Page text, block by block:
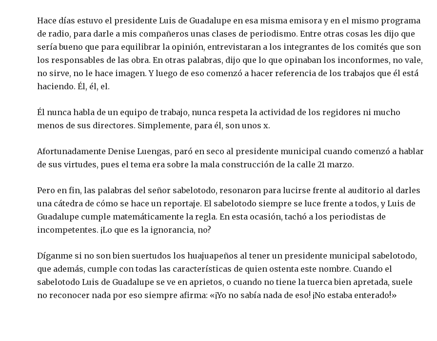
Hace días estuvo el presidente Luis de Guadalupe en esa misma emisora y en el mismo programa
de radio, para darle a mis compañeros unas clases de periodismo. Entre otras cosas les dijo que
sería bueno que para equilibrar la opinión, entrevistaran a los integrantes de los comités que son
los responsables de las obra. En otras palabras, dijo que lo que opinaban los inconformes, no vale,
no sirve, no le hace imagen. Y luego de eso comenzó a hacer referencia de los trabajos que él está
haciendo. Él, él, el.
Él nunca habla de un equipo de trabajo, nunca respeta la actividad de los regidores ni mucho
menos de sus directores. Simplemente, para él, son unos x.
Afortunadamente Denise Luengas, paró en seco al presidente municipal cuando comenzó a hablar
de sus virtudes, pues el tema era sobre la mala construcción de la calle 21 marzo.
Pero en fin, las palabras del señor sabelotodo, resonaron para lucirse frente al auditorio al darles
una cátedra de cómo se hace un reportaje. El sabelotodo siempre se luce frente a todos, y Luis de
Guadalupe cumple matemáticamente la regla. En esta ocasión, tachó a los periodistas de
incompetentes. ¡Lo que es la ignorancia, no?
Díganme si no son bien suertudos los huajuapeños al tener un presidente municipal sabelotodo,
que además, cumple con todas las características de quien ostenta este nombre. Cuando el
sabelotodo Luis de Guadalupe se ve en aprietos, o cuando no tiene la tuerca bien apretada, suele
no reconocer nada por eso siempre afirma: «¡Yo no sabía nada de eso! ¡No estaba enterado!»